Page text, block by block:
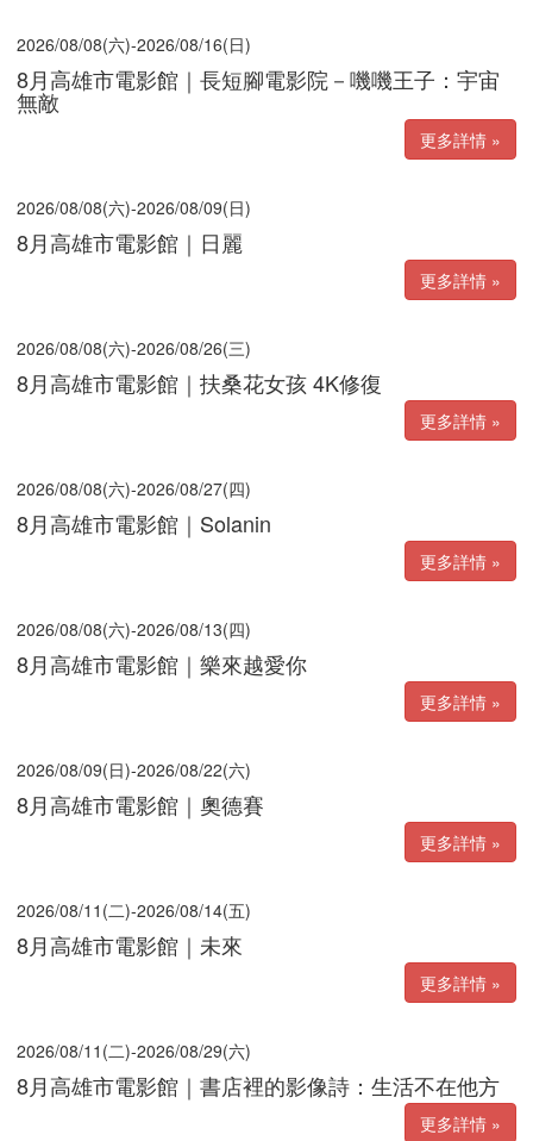
2026/08/08(六)-2026/08/16(日)
8月高雄市電影館｜長短腳電影院－嘰嘰王子：宇宙
無敵
更多詳情 »
2026/08/08(六)-2026/08/09(日)
8月高雄市電影館｜日麗
更多詳情 »
2026/08/08(六)-2026/08/26(三)
8月高雄市電影館｜扶桑花女孩 4K修復
更多詳情 »
2026/08/08(六)-2026/08/27(四)
8月高雄市電影館｜Solanin
更多詳情 »
2026/08/08(六)-2026/08/13(四)
8月高雄市電影館｜樂來越愛你
更多詳情 »
2026/08/09(日)-2026/08/22(六)
8月高雄市電影館｜奧德賽
更多詳情 »
2026/08/11(二)-2026/08/14(五)
8月高雄市電影館｜未來
更多詳情 »
2026/08/11(二)-2026/08/29(六)
8月高雄市電影館｜書店裡的影像詩：生活不在他方
更多詳情 »